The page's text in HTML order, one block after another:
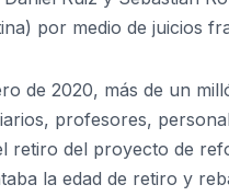
por medio de juicios
de 2020, más de un
profesores,
retiro del proyecto de
la edad de retiro y